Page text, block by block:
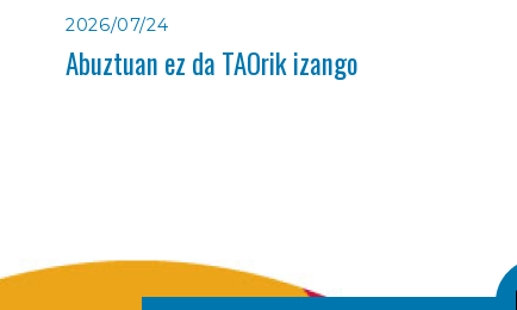
2026/07/24
Abuztuan ez da TAOrik izango